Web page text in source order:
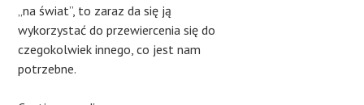
„na świat”, to zaraz da się ją
wykorzystać do przewiercenia się do
czegokolwiek innego, co jest nam
potrzebne.